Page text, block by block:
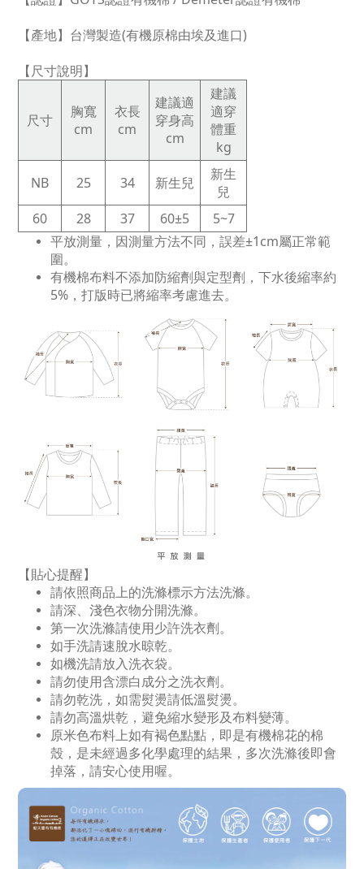
【產地】台灣製造(有機原棉由埃及進口)
【尺寸說明】
尺寸
胸寬
cm
衣長
cm
建議適
穿身高
cm
建議
適穿
體重
kg
NB
25 34 新生兒
新生
兒
60
28 37 60±5
5~7
平放測量，因測量方法不同，誤差±1cm屬正常範
圍。
有機棉布料不添加防縮劑與定型劑，下水後縮率約
5%，打版時已將縮率考慮進去。
【貼心提醒】
請依照商品上的洗滌標示方法洗滌。
請深、淺色衣物分開洗滌。
第一次洗滌請使用少許洗衣劑。
如手洗請速脫水晾乾。
如機洗請放入洗衣袋。
請勿使用含漂白成分之洗衣劑。
請勿乾洗，如需熨燙請低溫熨燙。
請勿高溫烘乾，避免縮水變形及布料變薄。
原米色布料上如有褐色點點，即是有機棉花的棉
殼，是未經過多化學處理的結果，多次洗滌後即會
掉落，請安心使用喔。